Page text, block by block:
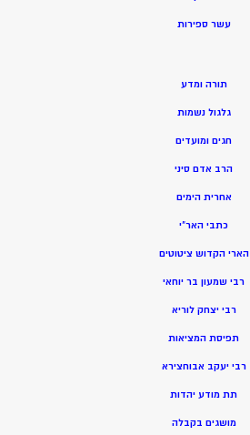
עשר ספירות
תורה ומדע
גלגול נשמות
חגים ומועדים
הרב אדם סיני
אחרית הימים
כתבי האר”י
הארי הקדוש ציטוטים
רבי שמעון בר יוחאי
רבי יצחק לוריא
תפיסת המציאות
רבי יעקב אבוחצירא
תת מודע יהדות
מושגים בקבלה